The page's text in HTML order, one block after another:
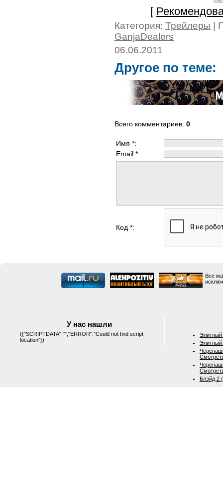
[
Категория: Трейлеры |
GanjaDealers
06.06.2011
Другое по теме:
Всего комментариев: 0
Имя *:
Email *:
Код *:
Все
У нас нашли
({"SCRIPTDATA":"","ERROR":"Could not find script
location"})
Элитный
Элитный
Блэйд 2